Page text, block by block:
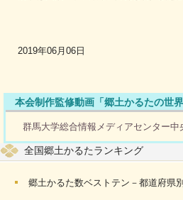
2019年06月06日
本会制作監修動画「郷土かるたの世界
群馬大学総合情報メディアセンター中
全国郷土かるたランキング
郷土かるた数ベストテン－都道府県